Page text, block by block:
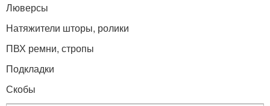
Люверсы
Натяжители шторы, ролики
ПВХ ремни, стропы
Подкладки
Скобы